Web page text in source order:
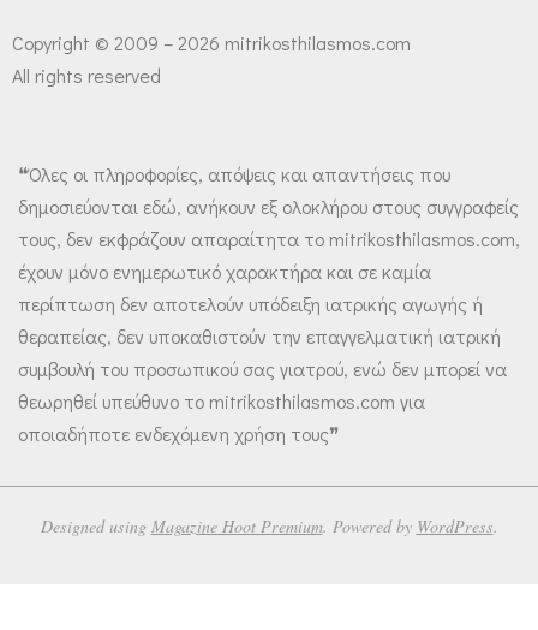
Copyright © 2009 – 2026 mitrikosthilasmos.com
All rights reserved
❝Όλες οι πληροφορίες, απόψεις και απαντήσεις που
δημοσιεύονται εδώ, ανήκουν εξ ολοκλήρου στους συγγραφείς
τους, δεν εκφράζουν απαραίτητα το mitrikosthilasmos.com,
έχουν μόνο ενημερωτικό χαρακτήρα και σε καμία
περίπτωση δεν αποτελούν υπόδειξη ιατρικής αγωγής ή
θεραπείας, δεν υποκαθιστούν την επαγγελματική ιατρική
συμβουλή του προσωπικού σας γιατρού, ενώ δεν μπορεί να
θεωρηθεί υπεύθυνο το mitrikosthilasmos.com για
οποιαδήποτε ενδεχόμενη χρήση τους❞
Designed using Magazine Hoot Premium. Powered by WordPress.